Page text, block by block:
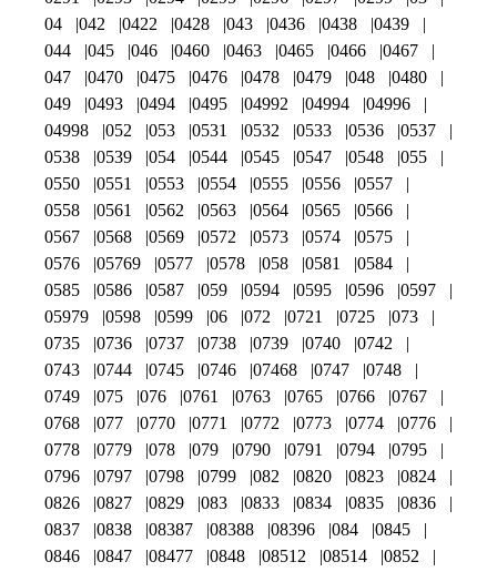
04
042 0422 0428 043 0436 0438
0439
044
045 046 0460 0463 0465 0466
0467
047
0470 0475 0476 0478 0479 048
0480
049
0493 0494 0495 04992 04994
04996
04998
052 053 0531 0532 0533 0536
0537
0538
0539 054 0544 0545 0547 0548
055
0550
0551 0553 0554 0555 0556
0557
0558
0561 0562 0563 0564 0565
0566
0567
0568 0569 0572 0573 0574
0575
0576
05769 0577 0578 058 0581
0584
0585
0586 0587 059 0594 0595 0596
0597
05979
0598 0599 06 072 0721 0725
073
0735
0736 0737 0738 0739 0740
0742
0743
0744 0745 0746 07468 0747
0748
0749
075 076 0761 0763 0765 0766
0767
0768
077 0770 0771 0772 0773 0774
0776
0778
0779 078 079 0790 0791 0794
0795
0796
0797 0798 0799 082 0820 0823
0824
0826
0827 0829 083 0833 0834 0835
0836
0837
0838 08387 08388 08396 084
0845
0846
0847 08477 0848 08512 08514
0852